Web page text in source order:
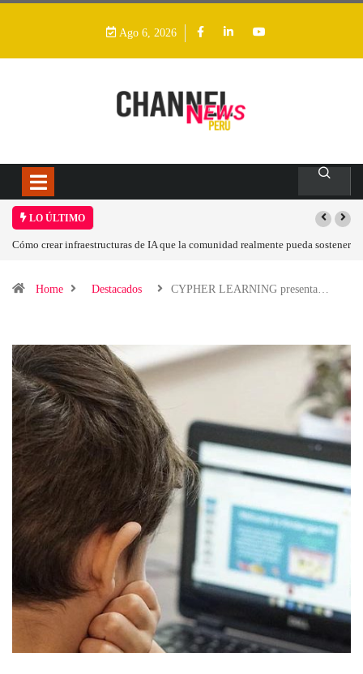
Ago 6, 2026
LO ÚLTIMO
la comunidad realmente pueda sostenerLas tarjetas gráficas RDNA 5 ya están
Home Destacados CYPHER LEARNING presenta…